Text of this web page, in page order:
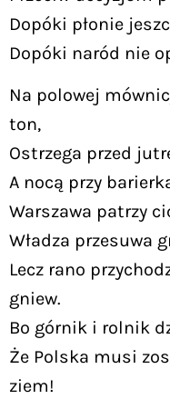
Dopóki płonie
Dopóki naród nie
Na polowej
ton,
Ostrzega przed
A nocą przy
Warszawa patrzy
Władza przesuwa
Lecz rano
gniew.
Bo górnik i rolnik
Że Polska musi
ziem!